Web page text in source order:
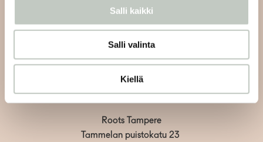
Salli kaikki
Salli valinta
Kiellä
Roots Tampere
Tammelan puistokatu 23